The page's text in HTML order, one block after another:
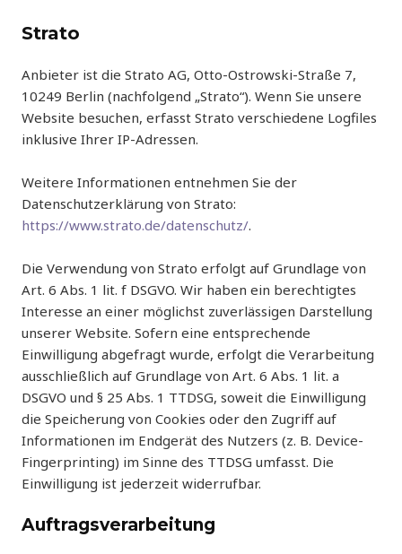
Strato
Anbieter ist die Strato AG, Otto-Ostrowski-Straße 7,
10249 Berlin (nachfolgend „Strato“). Wenn Sie unsere
Website besuchen, erfasst Strato verschiedene Logfiles
inklusive Ihrer IP-Adressen.
Weitere Informationen entnehmen Sie der
Datenschutzerklärung von Strato:
https://www.strato.de/datenschutz/.
Die Verwendung von Strato erfolgt auf Grundlage von
Art. 6 Abs. 1 lit. f DSGVO. Wir haben ein berechtigtes
Interesse an einer möglichst zuverlässigen Darstellung
unserer Website. Sofern eine entsprechende
Einwilligung abgefragt wurde, erfolgt die Verarbeitung
ausschließlich auf Grundlage von Art. 6 Abs. 1 lit. a
DSGVO und § 25 Abs. 1 TTDSG, soweit die Einwilligung
die Speicherung von Cookies oder den Zugriff auf
Informationen im Endgerät des Nutzers (z. B. Device-
Fingerprinting) im Sinne des TTDSG umfasst. Die
Einwilligung ist jederzeit widerrufbar.
Auftragsverarbeitung